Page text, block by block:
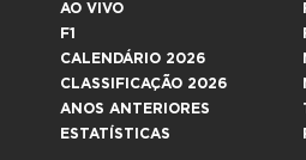
AO VIVO
F1
CALENDÁRIO 2026
CLASSIFICAÇÃO 2026
ANOS ANTERIORES
ESTATÍSTICAS